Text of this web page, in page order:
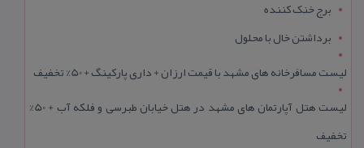
برج خنک کننده
برداشتن خال با محلول
لیست مسافرخانه های مشهد با قیمت ارزان + داری پارکینگ + 50% تخفیف
لیست هتل آپارتمان های مشهد در هتل خیابان طبرسی و فلکه آب + 50%
تخفیف